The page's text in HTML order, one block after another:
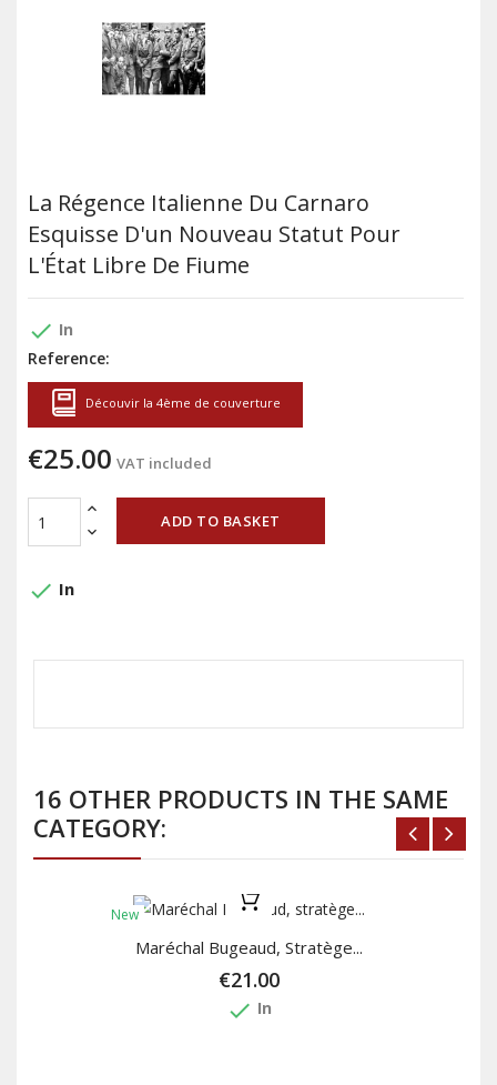
La Régence Italienne Du Carnaro
Esquisse D'un Nouveau Statut Pour
L'État Libre De Fiume
done In
Reference:
Découvir la 4ème de couverture
€25.00 VAT included
ADD TO BASKET
done In
16 OTHER PRODUCTS IN THE SAME
CATEGORY:
New
Maréchal Bugeaud, Stratège...
€21.00
done In